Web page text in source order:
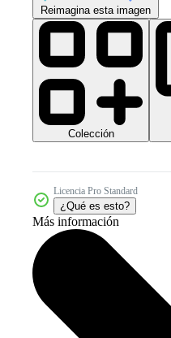
Reimagina esta imagen
Colección
Licencia Pro Standard
¿Qué es esto?
Más información